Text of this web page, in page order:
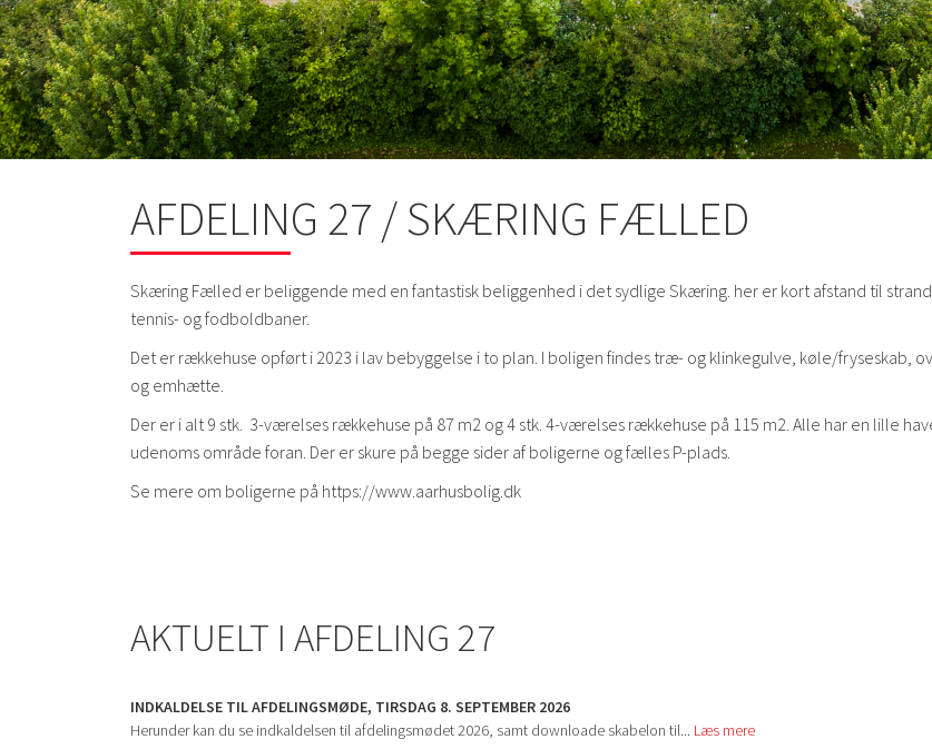
AFDELING 27 / SKÆRING FÆLLED
Skæring Fælled er beliggende med en fantastisk beliggenhed i det sydlige Skæring. her er kort afstand til
tennis- og fodboldbaner.
Det er rækkehuse opført i 2023 i lav bebyggelse i to plan. I boligen findes træ- og klinkegulve, køle/fryseskab,
og emhætte.
Der er i alt 9 stk. 3-værelses rækkehuse på 87 m2 og 4 stk. 4-værelses rækkehuse på 115 m2. Alle har en lille
udenoms område foran. Der er skure på begge sider af boligerne og fælles P-plads.
Se mere om boligerne på https://www.aarhusbolig.dk
AKTUELT I AFDELING 27
INDKALDELSE TIL AFDELINGSMØDE, TIRSDAG 8. SEPTEMBER 2026
Herunder kan du se indkaldelsen til afdelingsmødet 2026, samt downloade skabelon til... Læs mere